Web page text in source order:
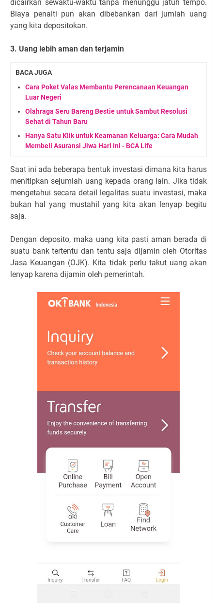
dicairkan sewaktu-waktu tanpa menunggu jatuh tempo.
Biaya penalti pun akan dibebankan dari jumlah uang
yang kita depositokan.
3. Uang lebih aman dan terjamin
BACA JUGA
Cara Poket Valas Membantu Perencanaan Keuangan
Luar Negeri
Olahraga Seru Bareng Bestie untuk Sambut Resolusi
Sehat di Tahun Baru
Hanya Satu Klik untuk Keamanan Keluarga: Cara Mudah
Membeli Asuransi Jiwa Hari Ini - BCA Life
Saat ini ada beberapa bentuk investasi dimana kita harus
menitipkan sejumlah uang kepada orang lain. Jika tidak
mengetahui secara detail legalitas suatu investasi, maka
bukan hal yang mustahil yang kita akan lenyap begitu
saja.
Dengan deposito, maka uang kita pasti aman berada di
suatu bank tertentu dan tentu saja dijamin oleh Otoritas
Jasa Keuangan (OJK). Kita tidak perlu takut uang akan
lenyap karena dijamin oleh pemerintah.